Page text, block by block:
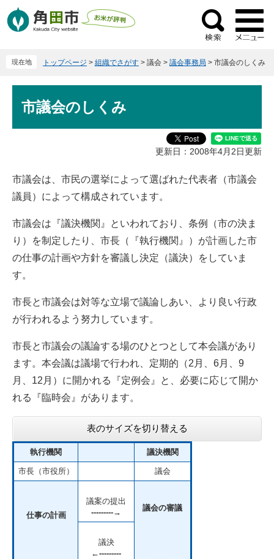
ー
ニ
検
索
現在地 トップページ > 組織でさがす > 議会 > 議会事務局 > 市議会のしくみ
文市議会のしくみ
更新日：2008年4月2日更新
市議会は、市民の選挙によって選ばれた代表者（市議会
議員）によって構成されています。
市議会は『議決機関』といわれており、条例（市の決ま
り）を制定したり、市長（『執行機関』）が計画した市
の仕事の計画や方針を審議し決定（議決）をしていま
す。
市長と市議会は対等な立場で議論しあい、より良い行政
が行われるよう努力しています。
市長と市議会の議論する場のひとつとして本会議があり
ます。本会議は議場で行われ、定期的（2月、6月、9
月、12月）に開かれる『定例会』と、必要に応じて開か
れる『臨時会』があります。
表のサイズを切り替える
執行機関 議決機関
市長（市役所） 議会
仕事の計画
議案の提出
---------→
議会の審議
議決
←---------